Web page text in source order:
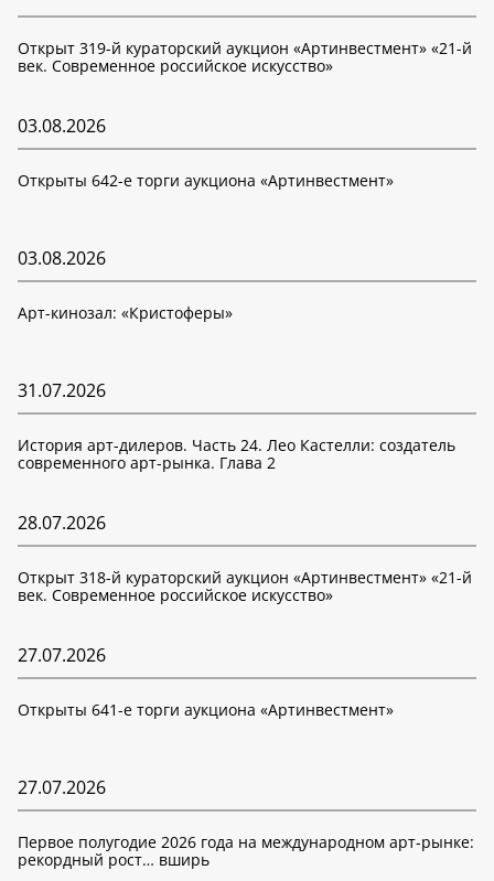
Открыт 319-й кураторский аукцион «Артинвестмент» «21-й
век. Современное российское искусство»
03.08.2026
Открыты 642-е торги аукциона «Артинвестмент»
03.08.2026
Арт-кинозал: «Кристоферы»
31.07.2026
История арт-дилеров. Часть 24. Лео Кастелли: создатель
современного арт-рынка. Глава 2
28.07.2026
Открыт 318-й кураторский аукцион «Артинвестмент» «21-й
век. Современное российское искусство»
27.07.2026
Открыты 641-е торги аукциона «Артинвестмент»
27.07.2026
Первое полугодие 2026 года на международном арт-рынке:
рекордный рост… вширь